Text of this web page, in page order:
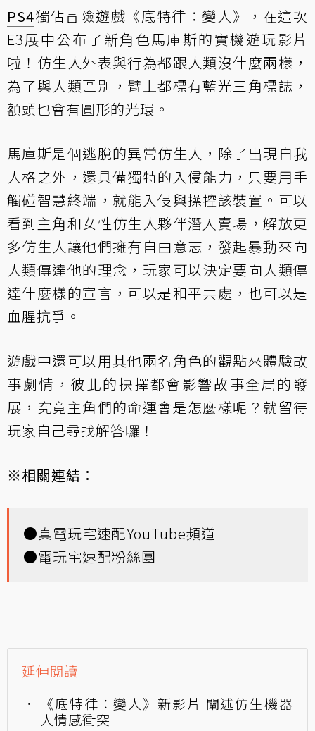
PS4獨佔冒險遊戲《底特律：變人》，在這次
E3展中公布了新角色馬庫斯的實機遊玩影片
啦！仿生人外表與行為都跟人類沒什麼兩樣，
為了與人類區別，臂上都標有藍光三角標誌，
額頭也會有圓形的光環。
馬庫斯是個逃脫的異常仿生人，除了出現自我
人格之外，還具備獨特的入侵能力，只要用手
觸碰智慧終端，就能入侵與操控該裝置。可以
看到主角和女性仿生人夥伴潛入賣場，解放更
多仿生人讓他們擁有自由意志，發起暴動來向
人類傳達他的理念，玩家可以決定要向人類傳
達什麼樣的宣言，可以是和平共處，也可以是
血腥抗爭。
遊戲中還可以用其他兩名角色的觀點來體驗故
事劇情，彼此的抉擇都會影響故事全局的發
展，究竟主角們的命運會是怎麼樣呢？就留待
玩家自己尋找解答囉！
※相關連結：
●真電玩宅速配YouTube頻道
●電玩宅速配粉絲團
延伸閱讀
《底特律：變人》新影片 闡述仿生機器
人情感衝突